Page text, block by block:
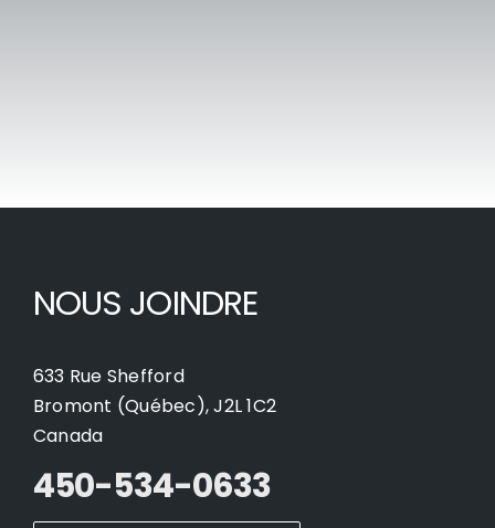
NOUS JOINDRE
633 Rue Shefford
Bromont (Québec), J2L 1C2
Canada
450-534-0633